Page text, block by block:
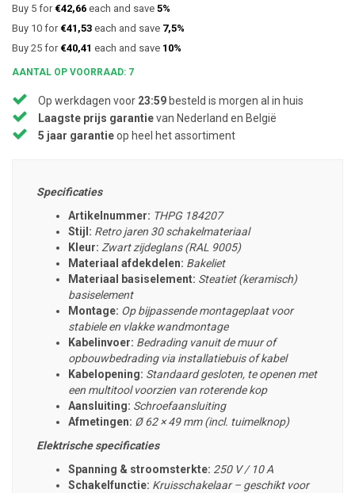
Buy 5 for €42,66 each and save 5%
Buy 10 for €41,53 each and save 7,5%
Buy 25 for €40,41 each and save 10%
AANTAL OP VOORRAAD: 7
Op werkdagen voor 23:59 besteld is morgen al in huis
Laagste prijs garantievan Nederland en België
5 jaar garantieop heel het assortiment
Specificaties
Artikelnummer: THPG 184207
Stijl: Retro jaren 30 schakelmateriaal
Kleur: Zwart zijdeglans (RAL 9005)
Materiaal afdekdelen: Bakeliet
Materiaal basiselement: Steatiet (keramisch)
basiselement
Montage: Op bijpassende montageplaat voor
stabiele en vlakke wandmontage
Kabelinvoer: Bedrading vanuit de muur of
opbouwbedrading via installatiebuis of kabel
Kabelopening: Standaard gesloten, te openen met
een multitool voorzien van roterende kop
Aansluiting: Schroefaansluiting
Afmetingen: Ø 62 × 49 mm (incl. tuimelknop)
Elektrische specificaties
Spanning & stroomsterkte: 250 V / 10 A
Schakelfunctie: Kruisschakelaar – geschikt voor